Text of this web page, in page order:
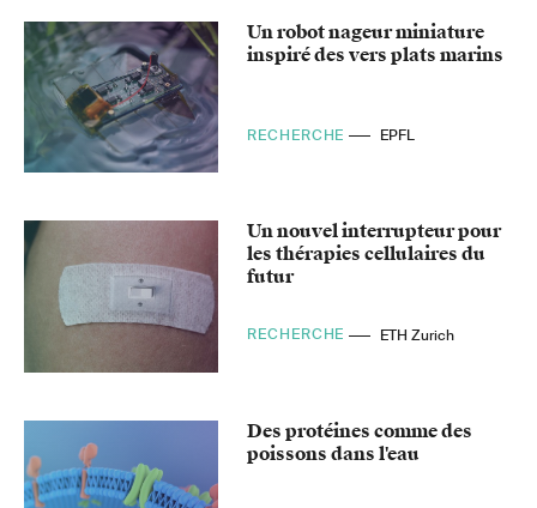
Un robot nageur miniature
inspiré des vers plats marins
RECHERCHE EPFL
Un nouvel interrupteur pour
les thérapies cellulaires du
futur
RECHERCHE ETH Zurich
Des protéines comme des
poissons dans l'eau